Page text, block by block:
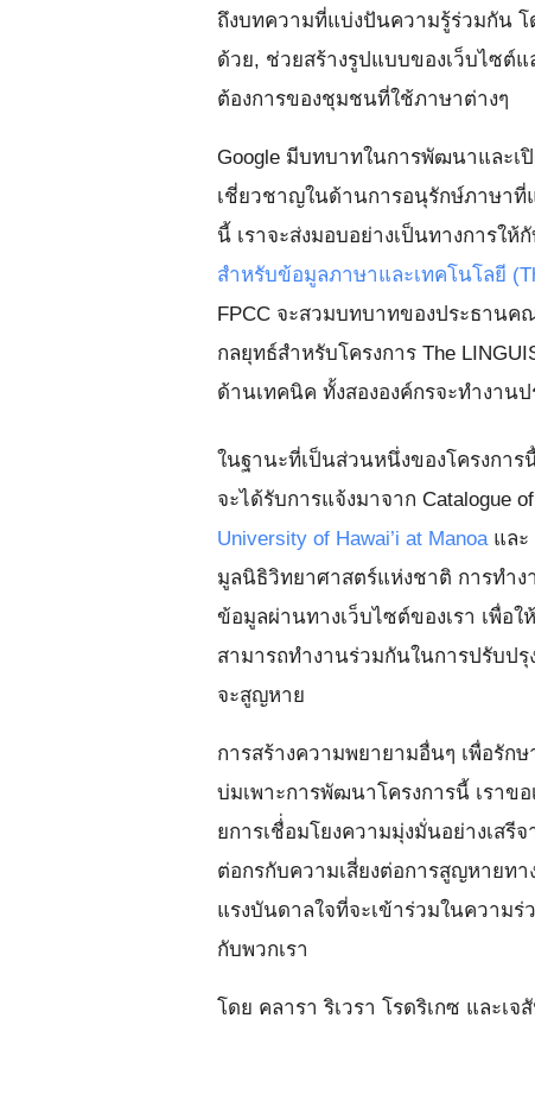
ถึงบทความที่แบ่งปันความรู้ร่วมกัน
ด้วย, ช่วยสร้างรูปแบบของเว็บไซต์
ต้องการของชุมชนที่ใช้ภาษาต่างๆ
Google มีบทบาทในการพัฒนาและเ
เชี่ยวชาญในด้านการอนุรักษ์ภาษาที่
นี้ เราจะส่งมอบอย่างเป็นทางการให้
สำหรับข้อมูลภาษาและเทคโนโลยี
FPCC จะสวมบทบาทของประธานค
กลยุทธ์สำหรับโครงการ The
ด้านเทคนิค ทั้งสององค์กรจะทำงาน
ในฐานะที่เป็นส่วนหนึ่งของโครงกา
จะได้รับการแจ้งมาจาก Catalogue
University of Hawai’i at Manoaและ
มูลนิธิวิทยาศาสตร์แห่งชาติ การทำง
ข้อมูลผ่านทางเว็บไซต์ของเรา เพื่อ
สามารถทำงานร่วมกันในการปรับปรุ
จะสูญหาย
การสร้างความพยายามอื่นๆ เพื่อรัก
บ่มเพาะการพัฒนาโครงการนี้ เราข
ยการเชื่่อมโยงความมุ่งมั่นอย่างเส
ต่อกรกับความเสี่ยงต่อการสูญหายท
แรงบันดาลใจที่จะเข้าร่วมในความ
กับพวกเรา
โดย คลารา ริเวรา โรดริเกซ และเ